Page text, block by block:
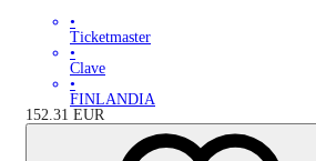
•
Ticketmaster
•
Clave
•
FINLANDIA
152.31 EUR